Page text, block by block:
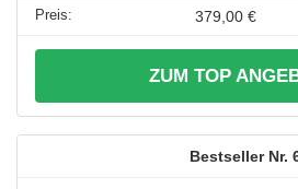
379,00 €
ZUM TOP